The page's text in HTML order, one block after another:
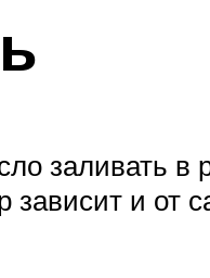
заливать в
и от